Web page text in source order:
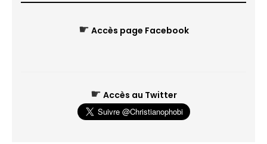
☛ Accès page Facebook
☛ Accès au Twitter